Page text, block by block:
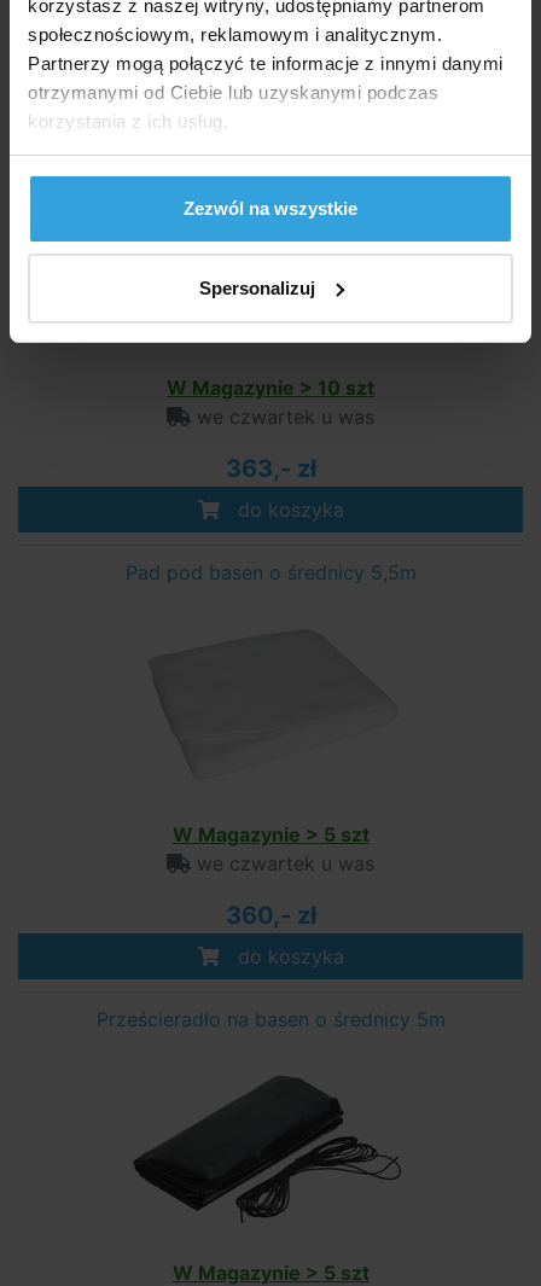
korzystasz z naszej witryny, udostępniamy partnerom
społecznościowym, reklamowym i analitycznym.
Partnerzy mogą połączyć te informacje z innymi danymi
otrzymanymi od Ciebie lub uzyskanymi podczas
korzystania z ich usług.
Zezwól na wszystkie
Spersonalizuj
Zalecane akcesoria (6)
Stopnie bezpieczeństwa INTEX basen 1,22m
W Magazynie > 10 szt
we czwartek u was
363,- zł
do koszyka
Pad pod basen o średnicy 5,5m
W Magazynie > 5 szt
we czwartek u was
360,- zł
do koszyka
Prześcieradło na basen o średnicy 5m
W Magazynie > 5 szt